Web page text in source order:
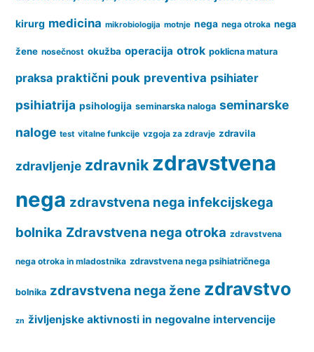
kirurg medicina mikrobiologija motnje nega nega otroka nega
žene nosečnost okužba operacija otrok poklicna matura
praksa praktični pouk preventiva psihiater
psihiatrija psihologija seminarska naloga seminarske
naloge test vitalne funkcije vzgoja za zdravje zdravila
zdravljenje zdravnik zdravstvena
nega zdravstvena nega infekcijskega
bolnika Zdravstvena nega otroka zdravstvena
nega otroka in mladostnika zdravstvena nega psihiatričnega
bolnika zdravstvena nega žene zdravstvo
zn življenjske aktivnosti in negovalne intervencije